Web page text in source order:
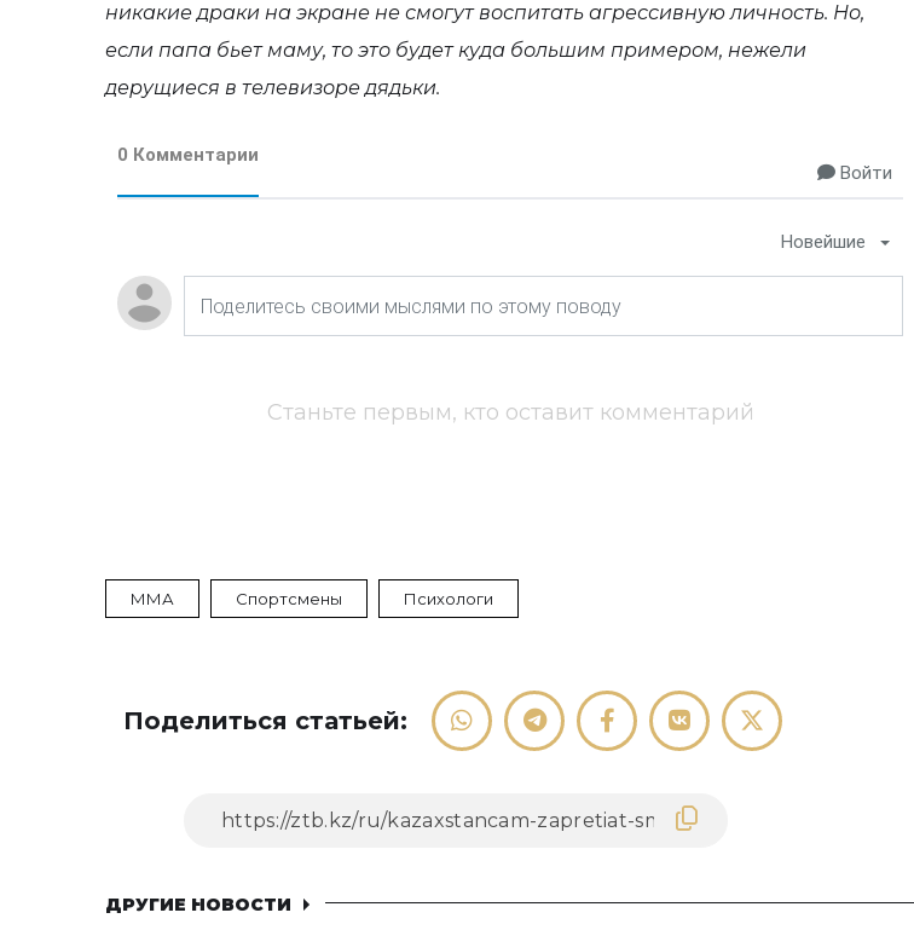
никакие драки на экране не смогут воспитать агрессивную личность. Но,
если папа бьет маму, то это будет куда большим примером, нежели
дерущиеся в телевизоре дядьки.
0 Комментарии
Войти
Новейшие
Станьте первым, кто оставит комментарий
ММА Спортсмены Психологи
Поделиться статьей:
ДРУГИЕ НОВОСТИ